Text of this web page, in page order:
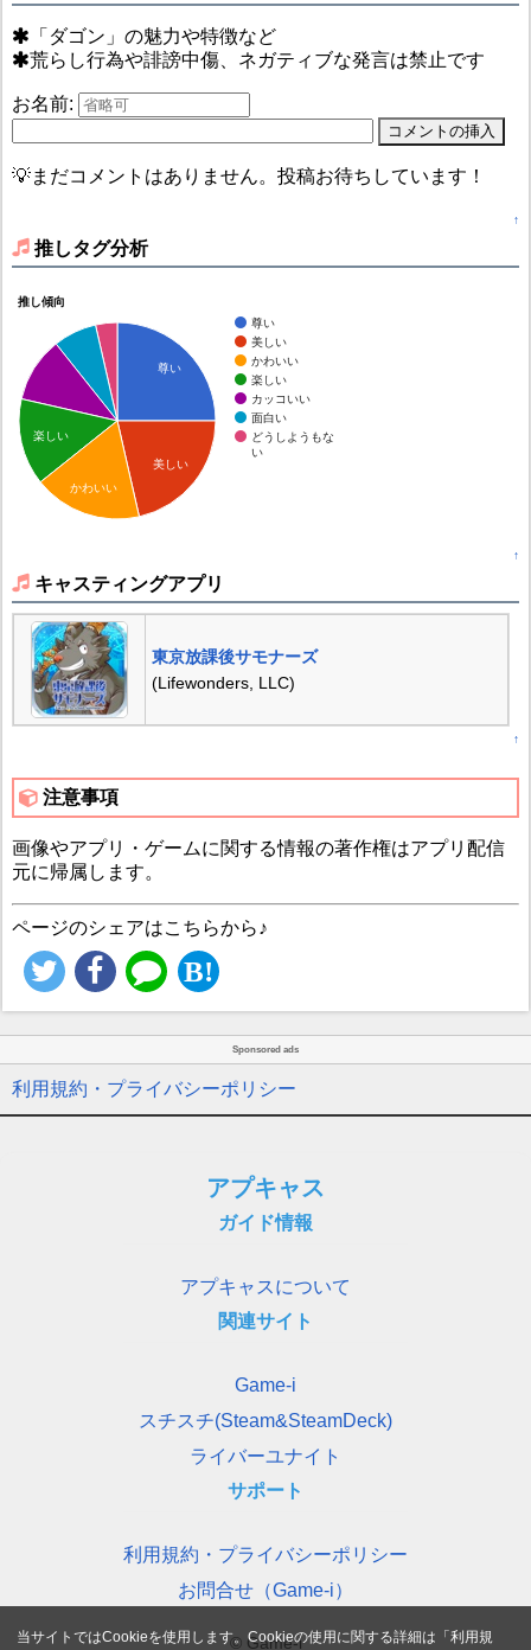
「ダゴン」の魅力や特徴など
荒らし行為や誹謗中傷、ネガティブな発言は禁止です
お名前:
💡まだコメントはありません。投稿お待ちしています！
↑
推しタグ分析
推し傾向
尊い
美しい
かわいい
楽しい
カッコいい
面白い
どうしようもな
い
尊い
美しい
楽しい
かわいい
↑
キャスティングアプリ
東京放課後サモナーズ
(Lifewonders, LLC)
↑
注意事項
画像やアプリ・ゲームに関する情報の著作権はアプリ配信
元に帰属します。
ページのシェアはこちらから♪
Sponsored ads
利用規約・プライバシーポリシー
アプキャス
ガイド情報
アプキャスについて
関連サイト
Game-i
スチスチ(Steam&SteamDeck)
ライバーユナイト
サポート
利用規約・プライバシーポリシー
お問合せ（Game-i）
© Game-i
当サイトではCookieを使用します。Cookieの使用に関する詳細は「利用規